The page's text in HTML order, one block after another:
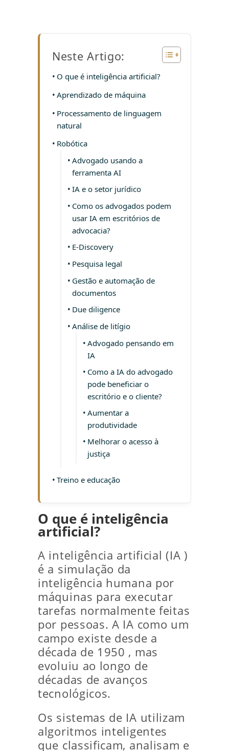
Neste Artigo:
O que é inteligência artificial?
Aprendizado de máquina
Processamento de linguagem
natural
Robótica
Advogado usando a
ferramenta AI
IA e o setor jurídico
Como os advogados podem
usar IA em escritórios de
advocacia?
E-Discovery
Pesquisa legal
Gestão e automação de
documentos
Due diligence
Análise de litígio
Advogado pensando em
IA
Como a IA do advogado
pode beneficiar o
escritório e o cliente?
Aumentar a
produtividade
Melhorar o acesso à
justiça
Treino e educação
O que é inteligência
artificial?
A inteligência artificial (IA )
é a simulação da
inteligência humana por
máquinas para executar
tarefas normalmente feitas
por pessoas. A IA como um
campo existe desde a
década de 1950 , mas
evoluiu ao longo de
décadas de avanços
tecnológicos.
Os sistemas de IA utilizam
algoritmos inteligentes
que classificam, analisam e